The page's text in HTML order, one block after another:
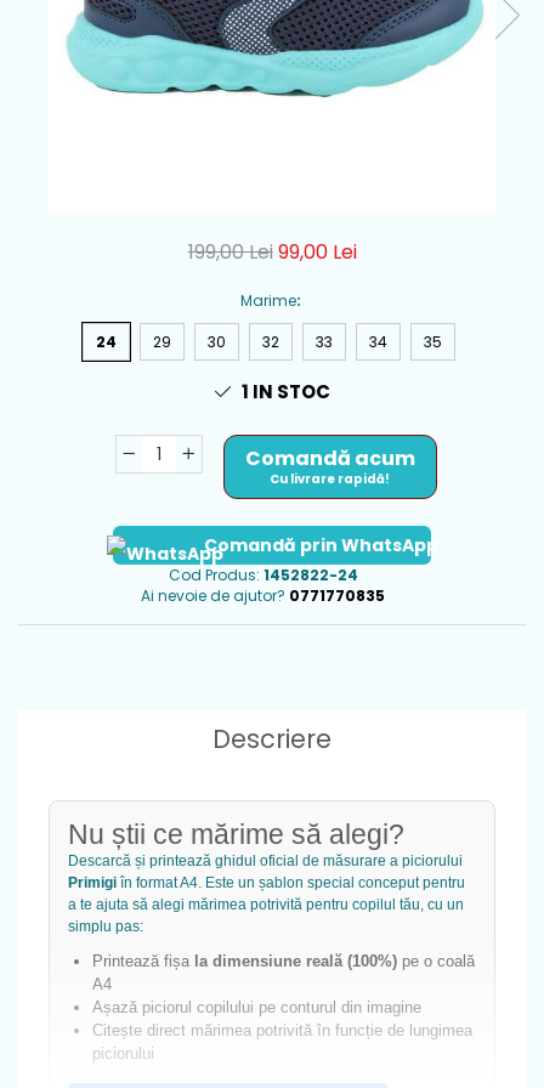
199,00 Lei99,00 Lei
Marime:
24
29 30 32 33 34 35
1 IN STOC
Comandă acum
Cu livrare rapidă!
Comandă prin WhatsApp
Cod Produs: 1452822-24
Ai nevoie de ajutor? 0771770835
Descriere
Nu știi ce mărime să alegi?
Descarcă și printează ghidul oficial de măsurare a piciorului
Primigi în format A4. Este un șablon special conceput pentru
a te ajuta să alegi mărimea potrivită pentru copilul tău, cu un
simplu pas:
Printează fișa la dimensiune reală (100%) pe o coală
A4
Așază piciorul copilului pe conturul din imagine
Citește direct mărimea potrivită în funcție de lungimea
piciorului